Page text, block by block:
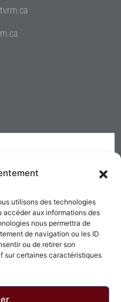
utilisons des technologies
aux informations des
nous permettra de
de navigation ou les ID
ou de retirer son
sur certaines caractéristiques